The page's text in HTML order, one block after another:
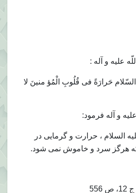
عليه و آله :
حَرارَةً فى قُلُوبِ الْمُؤ منينَ لا
و آله فرمود:
السلام ، حرارت و گرمايى در
هرگز سرد و خاموش نمى شود.